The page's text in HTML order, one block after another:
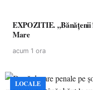
EXPOZITIE. „Bănățenii
Mare
acum 1 ora
LOCALE